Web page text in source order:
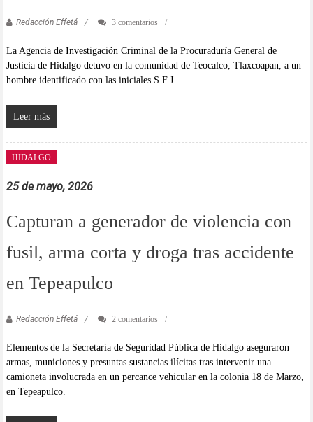
Redacción Effetá 3 comentarios
La Agencia de Investigación Criminal de la Procuraduría General de
Justicia de Hidalgo detuvo en la comunidad de Teocalco, Tlaxcoapan, a un
hombre identificado con las iniciales S.F.J.
Leer más
HIDALGO
25 de mayo, 2026
Capturan a generador de violencia con
fusil, arma corta y droga tras accidente
en Tepeapulco
Redacción Effetá 2 comentarios
Elementos de la Secretaría de Seguridad Pública de Hidalgo aseguraron
armas, municiones y presuntas sustancias ilícitas tras intervenir una
camioneta involucrada en un percance vehicular en la colonia 18 de Marzo,
en Tepeapulco.